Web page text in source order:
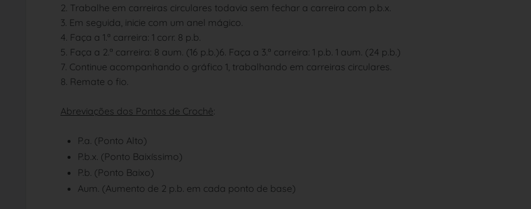
2. Trabalhe em carreiras circulares todavia sem fechar a carreira com p.b.x.
3. Em seguida, inicie com um anel mágico.
4. Faça a 1.ª carreira: 1 corr. 8 p.b.
5. Faça a 2.ª carreira: 8 aum. (16 p.b.)6. Faça a 3.ª carreira: 1 p.b. 1 aum. (24 p.b.)
7. Continue acompanhando o gráfico 1, trabalhando em carreiras circulares.
8. Remate o fio.
Abreviações dos Pontos de Crochê:
P.a. (Ponto Alto)
P.b.x. (Ponto Baixíssimo)
P.b. (Ponto Baixo)
Aum. (Aumento de 2 p.b. em cada ponto de base)